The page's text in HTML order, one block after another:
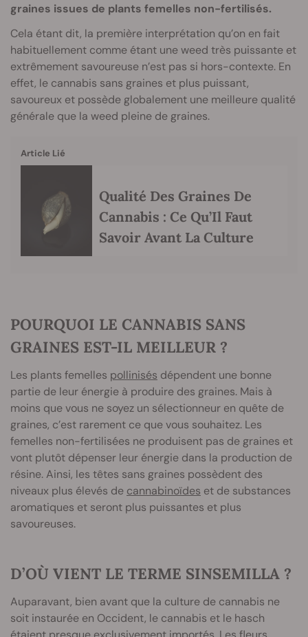
graines issues de plants femelles non-fertilisés.
Cela étant dit, la première interprétation qu’on en fait
habituellement comme étant une weed très puissante et
extrêmement savoureuse n’est pas si hors-contexte. En
effet, le cannabis sans graines et plus puissant,
savoureux et possède globalement une meilleure qualité
générale que la weed pleine de graines.
Article Lié
Qualité Des Graines De
Cannabis : Ce Qu’Il Faut
Savoir Avant La Culture
POURQUOI LE CANNABIS SANS
GRAINES EST-IL MEILLEUR ?
Les plants femelles pollinisés dépendent une bonne
partie de leur énergie à produire des graines. Mais à
moins que vous ne soyez un sélectionneur en quête de
graines, c’est rarement ce que vous souhaitez. Les
femelles non-fertilisées ne produisent pas de graines et
vont plutôt dépenser leur énergie dans la production de
résine. Ainsi, les têtes sans graines possèdent des
niveaux plus élevés de cannabinoïdes et de substances
aromatiques et seront plus puissantes et plus
savoureuses.
D’OÙ VIENT LE TERME SINSEMILLA ?
Auparavant, bien avant que la culture de cannabis ne
soit instaurée en Occident, le cannabis et le hasch